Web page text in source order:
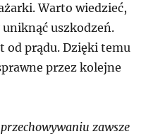
Warto wiedzieć,
uszkodzeń.
od prądu. Dzięki temu
przez kolejne
zawsze